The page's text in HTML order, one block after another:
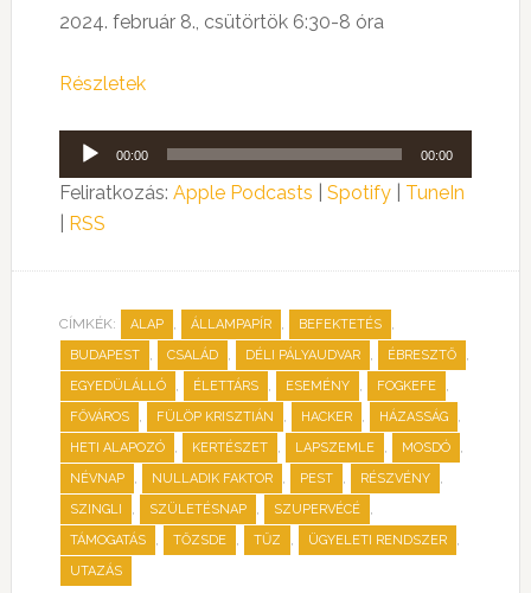
2024. február 8., csütörtök 6:30-8 óra
Részletek
Audió
lejátszó
00:00 00:00
Feliratkozás: Apple Podcasts Spotify| TuneIn
RSS
CÍMKÉK: ALAP , ÁLLAMPAPÍR , BEFEKTETÉS ,
BUDAPEST , CSALÁD , DÉLI PÁLYAUDVAR , ÉBRESZTŐ ,
EGYEDÜLÁLLÓ , ÉLETTÁRS , ESEMÉNY , FOGKEFE ,
FŐVÁROS , FÜLÖP KRISZTIÁN , HACKER , HÁZASSÁG ,
HETI ALAPOZÓ , KERTÉSZET , LAPSZEMLE , MOSDÓ ,
NÉVNAP , NULLADIK FAKTOR , PEST , RÉSZVÉNY ,
SZINGLI , SZÜLETÉSNAP , SZUPERVÉCÉ ,
TÁMOGATÁS , TŐZSDE , TŰZ , ÜGYELETI RENDSZER ,
UTAZÁS